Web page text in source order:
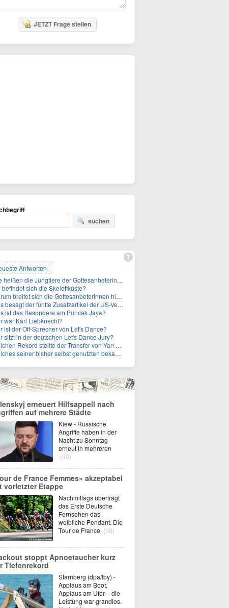
JETZT Frage stellen
suchen
Antworten
Wie heißen die Jungtiere der Gottesanbeterinnen?
befindet sich die Skelettküste?
breitet sich die Gottesanbeterinnen hierzulande immer weiter aus?
der fünfte Zusatzartikel der US-Verfassung, auf den sich Fauci berief?
ist das Besondere am Puncak Jaya?
war Karl Liebknecht?
ist der Off-Sprecher von Let's Dance?
sitzt in der deutschen Let's Dance Jury?
Rekord stellte der Transfer von Yan Diomande zudem auf?
seiner bisher selbst genutzten bekannten Gebäude verpachtet der Vatikan nun?
erneuert Hilfsappell nach
auf mehrere Städte
Kiew - Russische
Angriffe haben in der
Nacht zu Sonntag
erneut in mehreren
(00)
de France Femmes» akzeptabel
vorletzter Etappe
Nachmittags überträgt
das Erste Deutsche
Fernsehen das
weibliche Pendant. Die
Tour de France (00)
stoppt Apnoetaucher kurz
Tiefenrekord
Starnberg (dpa/lby) -
Applaus am Boot,
Applaus am Ufer – die
Leistung war grandios.